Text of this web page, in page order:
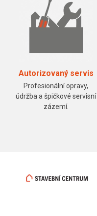
Autorizovaný servis
Profesionální opravy,
údržba a špičkové servisní
zázemí.